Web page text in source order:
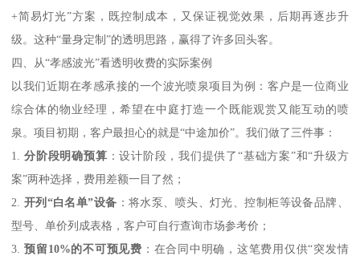
+简易灯光”方案，既控制成本，又保证视觉效果，后期再逐步升
级。这种“量身定制”的透明思路，赢得了许多回头客。
四、从“孝感波光”看透明收费的实际案例
以我们近期在孝感承接的一个波光喷泉项目为例：客户是一位商业
综合体的物业经理，希望在中庭打造一个既能观赏又能互动的喷
泉。项目初期，客户最担心的就是“中途加价”。我们做了三件事：
1.分阶段明确预算 ：设计阶段，我们提供了“基础方案”和“升级方
案”两种选择，费用差额一目了然；
2. 开列“白名单”设备 ：将水泵、喷头、灯光、控制柜等设备品牌、
型号、单价列成表格，客户可自行查询市场参考价；
3.预留10%的不可预见费 ：在合同中明确，这笔费用仅供“突发情